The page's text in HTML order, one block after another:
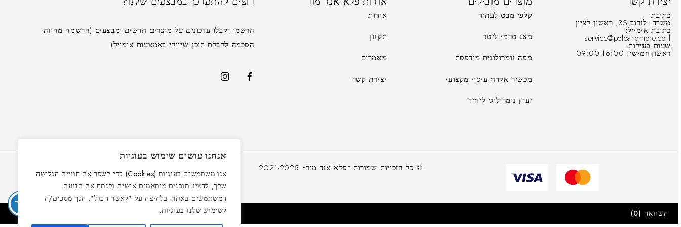
אנחנו עושים שימוש בעוגיות
אנו משתמשים בעוגיות (Cookies) כדי לשפר את חוויית הגלישה
שלך, להציג תוכנים מותאמים אישית ולנתח את תנועת
המשתמשים באתר. בלחיצה על "לאשר הכול", הנך מסכים/ה
לשימוש שלנו בעוגיות.
כתובת:
משרד: לזרוב 33, ראשון לציון
כתובת אימייל:
service@peleandmore.co.il
שעות פעילות:
ראשון-חמישי: 09:00-16:00
קלפי מבט לעתיד
מאג טרמי ליטר
מפה נומרולוגית מודפסת
מכשיר אקדח עיסוי מקצועי
יעוץ נומרולוגי ליחיד
אודות
תקנון
מאמרים
יצירת קשר
הרשמו וקבלו עדכונים על מוצרים חדשים ומבצעים (הרשמה מהווה
הסכמה לקבלת תוכן שיווקי באמצעות אימייל).
© כל הזכויות שמורות ״פלא אנד מור״ 2021-2025
השוואה